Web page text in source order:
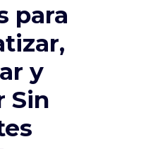
para
y
Sin